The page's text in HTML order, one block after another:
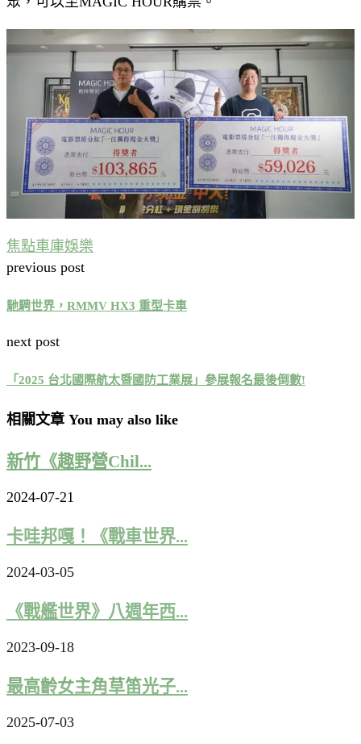
焦點車庫娛樂
previous post
馳騁世界，RMMV HX3 重型卡車
next post
「2025 台北國際航太暨國防工業展」參展報名最後倒數!
相關文章 You may also like
新竹《趣野營Chil...
2024-07-21
卡哇邦嘎！《戰車世界...
2024-03-05
《戰艦世界》八週年西...
2023-09-18
最高齡女主角草笛光子...
2025-07-03